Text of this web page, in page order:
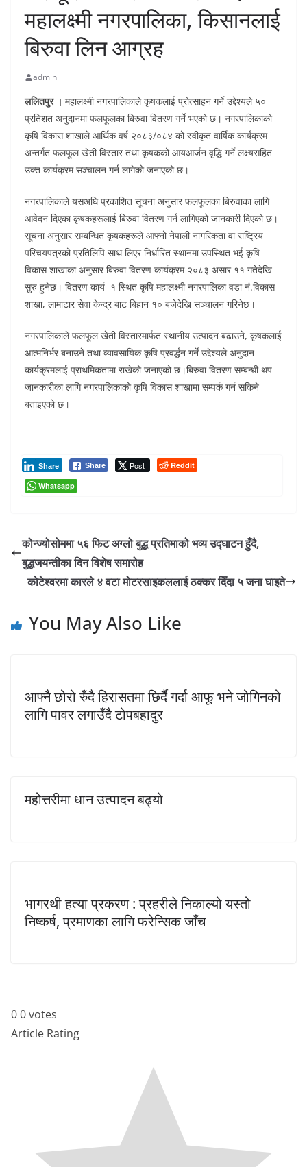
महालक्ष्मी नगरपालिका, किसानलाई
बिरुवा लिन आग्रह
admin
ललितपुर । महालक्ष्मी नगरपालिकाले कृषकलाई प्रोत्साहन गर्ने उद्देश्यले ५०
प्रतिशत अनुदानमा फलफूलका बिरुवा वितरण गर्ने भएको छ। नगरपालिकाको
कृषि विकास शाखाले आर्थिक वर्ष २०८३/०८४ को स्वीकृत वार्षिक कार्यक्रम
अन्तर्गत फलफूल खेती विस्तार तथा कृषकको आयआर्जन वृद्धि गर्ने लक्ष्यसहित
उक्त कार्यक्रम सञ्चालन गर्न लागेको जनाएको छ।
नगरपालिकाले यसअघि प्रकाशित सूचना अनुसार फलफूलका बिरुवाका लागि
आवेदन दिएका कृषकहरूलाई बिरुवा वितरण गर्न लागिएको जानकारी दिएको छ।
सूचना अनुसार सम्बन्धित कृषकहरूले आफ्नो नेपाली नागरिकता वा राष्ट्रिय
परिचयपत्रको प्रतिलिपि साथ लिएर निर्धारित स्थानमा उपस्थित भई कृषि
विकास शाखाका अनुसार बिरुवा वितरण कार्यक्रम २०८३ असार ११ गतेदेखि
सुरु हुनेछ। वितरण कार्य १ स्थित कृषि महालक्ष्मी नगरपालिका वडा नं.विकास
शाखा, लामाटार सेवा केन्द्र बाट बिहान १० बजेदेखि सञ्चालन गरिनेछ।
नगरपालिकाले फलफूल खेती विस्तारमार्फत स्थानीय उत्पादन बढाउने, कृषकलाई
आत्मनिर्भर बनाउने तथा व्यावसायिक कृषि प्रवर्द्धन गर्ने उद्देश्यले अनुदान
कार्यक्रमलाई प्राथमिकतामा राखेको जनाएको छ।बिरुवा वितरण सम्बन्धी थप
जानकारीका लागि नगरपालिकाको कृषि विकास शाखामा सम्पर्क गर्न सकिने
बताइएको छ।
Share Post
Share
Reddit
Whatsapp
कोन्ज्योसोममा ५६ फिट अग्लो बुद्ध प्रतिमाको भव्य उद्घाटन हुँदै,
बुद्धजयन्तीका दिन विशेष समारोह
कोटेश्वरमा कारले ४ वटा मोटरसाइकललाई ठक्कर दिँदा ५ जना घाइते
You May Also Like
आफ्नै छोरो रुँदै हिरासतमा छिर्दै गर्दा आफू भने जोगिनको
लागि पावर लगाउँदै टोपबहादुर
महोत्तरीमा धान उत्पादन बढ्यो
भागरथी हत्या प्रकरण : प्रहरीले निकाल्यो यस्तो
निष्कर्ष, प्रमाणका लागि फरेन्सिक जाँच
00votes
Article Rating